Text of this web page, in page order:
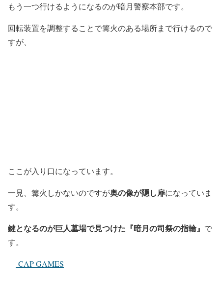
もう一つ行けるようになるのが暗月警察本部です。
回転装置を調整することで篝火のある場所まで行けるので
すが、
ここが入り口になっています。
一見、篝火しかないのですが奥の像が隠し扉になっていま
す。
鍵となるのが巨人墓場で見つけた『暗月の司祭の指輪』 で
す。
CAP GAMES